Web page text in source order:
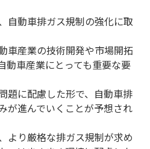
自動車排ガス規制の強化に取
車産業の技術開発や市場開拓
動車産業にとっても重要な要
題に配慮した形で、自動車排
が進んでいくことが予想され
より厳格な排ガス規制が求め